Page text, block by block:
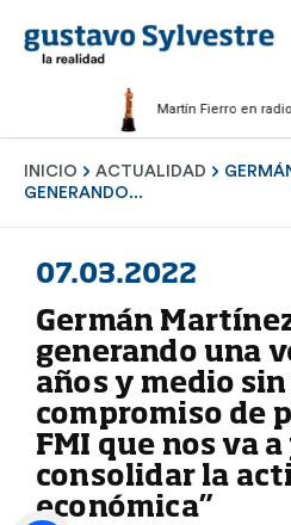
Martín Fierro en radio por
INICIO ACTUALIDAD
GENERANDO...
07.03.2022
Germán
generando una
años y medio
compromiso de
FMI que nos va
consolidar la
económica”